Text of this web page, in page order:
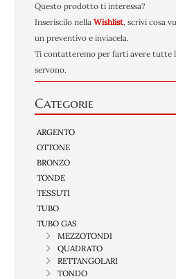
Questo prodotto ti interessa?
Inseriscilo nella Wishlist, scrivi cosa
un preventivo e inviacela.
Ti contatteremo per farti avere tutte
servono.
Categorie
ARGENTO
OTTONE
BRONZO
TONDE
TESSUTI
TUBO
TUBO GAS
MEZZOTONDI
QUADRATO
RETTANGOLARI
TONDO